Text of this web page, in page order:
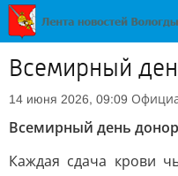
Всемирный
14 июня 2026, 09:09
Всемирный день
Каждая сдача крови